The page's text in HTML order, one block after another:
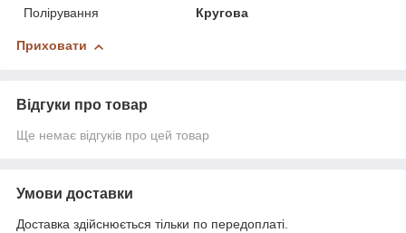
Полірування
Кругова
Приховати
Відгуки про товар
Ще немає відгуків про цей товар
Умови доставки
Доставка здійснюється тільки по передоплаті.